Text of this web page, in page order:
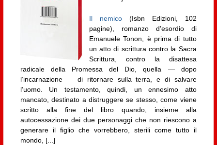
Il nemico(Isbn Edizioni, 102
pagine), romanzo d’esordio di
Emanuele Tonon, è prima di tutto
un atto di scrittura contro la Sacra
Scrittura, contro la disattesa
radicale della Promessa del Dio, quella — dopo
l’incarnazione — di ritornare sulla terra, e di salvare
l’uomo. Un testamento, quindi, un ennesimo atto
mancato, destinato a distruggere se stesso, come viene
scritto alla fine del libro quando, insieme alla
autocessazione dei due personaggi che non riescono a
generare il figlio che vorrebbero, sterili come tutto il
mondo, [...]